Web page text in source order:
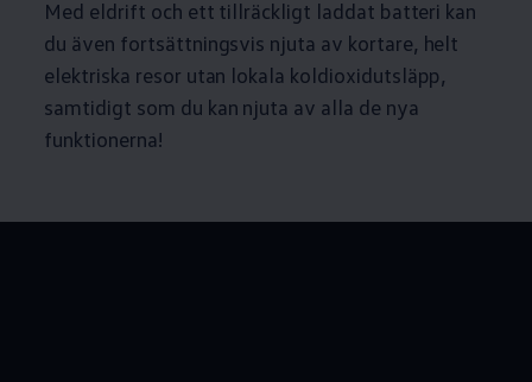
Med eldrift och ett tillräckligt laddat batteri kan
du även fortsättningsvis njuta av kortare, helt
elektriska resor utan lokala koldioxidutsläpp,
samtidigt som du kan njuta av alla de nya
funktionerna!